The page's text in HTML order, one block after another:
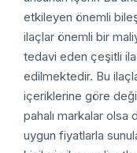
etkileyen önemli
ilaçlar önemli bir
tedavi eden çeşitli
edilmektedir. Bu
içeriklerine göre
pahalı markalar olsa
uygun fiyatlarla